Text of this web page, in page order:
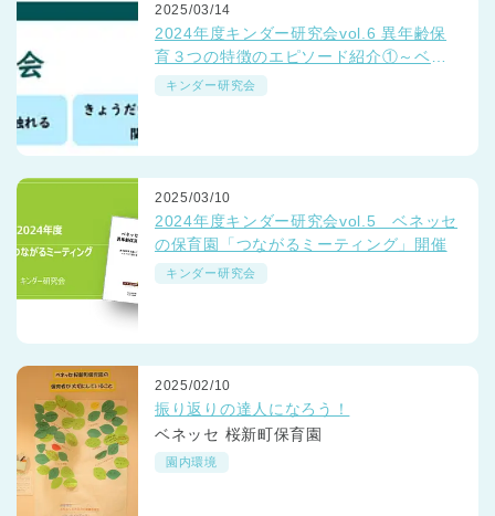
神奈川県 神奈川県 全域
千葉県
2025/03/14
2024年度キンダー研究会vol.6 異年齢保
育３つの特徴のエピソード紹介①～ベネ
ッセの保育園「つながるミーティング」
キンダー研究会
2025/03/10
2024年度キンダー研究会vol.5 ベネッセ
の保育園「つながるミーティング」開催
キンダー研究会
2025/02/10
振り返りの達人になろう！
ベネッセ 桜新町保育園
園内環境